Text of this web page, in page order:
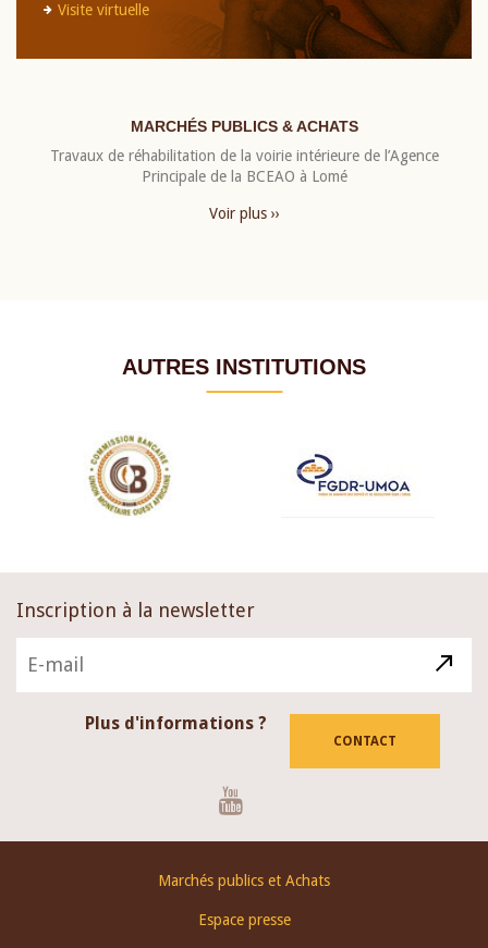
Visite virtuelle
MARCHÉS PUBLICS & ACHATS
Travaux de réhabilitation de la voirie intérieure de l’Agence
Principale de la BCEAO à Lomé
Voir plus ››
AUTRES INSTITUTIONS
Inscription à la newsletter
Plus d'informations ?
CONTACT
Marchés publics et Achats
Espace presse